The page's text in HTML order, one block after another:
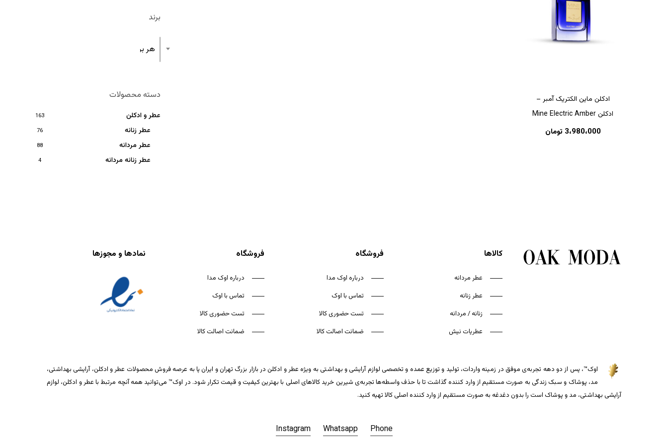
هیچ محصولی در سبد خرید نیست.
برند
هر برند
دسته محصولات
عطر و ادکلن 163
عطر زنانه 76
عطر مردانه 88
عطر زنانه مردانه 4
ادکلن ماین الکتریک آمبر –
ادکلن Mine Electric Amber
3،980،000 تومان
کالاها
عطر مردانه
عطر زنانه
زنانه / مردانه
عطریات نیش
فروشگاه
درباره اوک مدا
تماس با اوک
تست حضوری کالا
ضمانت اصالت کالا
فروشگاه
درباره اوک مدا
تماس با اوک
تست حضوری کالا
ضمانت اصالت کالا
نمادها و مجوزها
اوک™، پس از دو دهه تجربه‌ی موفق در زمینه واردات، تولید و توزیع عمده و تخصصی لوازم آرایشی و بهداشتی به ویژه عطر و ادکلن در بازار بزرگ تهران و ایران پا به عرصه فروش محصولات عطر و ادکلن، آرایشی بهداشتی،
مد، پوشاک و سبک زندگی به صورت مستقیم از وارد کننده گذاشت تا با حذف واسطه‌ها تجربه‌ی شیرین خرید کالاهای اصلی با بهترین کیفیت و قیمت تکرار شود. در اوک™ می‌توانید همه آنچه مرتبط با عطر و ادکلن، لوازم
آرایشی بهداشتی، مد و پوشاک است را بدون دغدغه به صورت مستقیم از وارد کننده اصلی کالا تهیه کنید.
Instagram Whatsapp Phone